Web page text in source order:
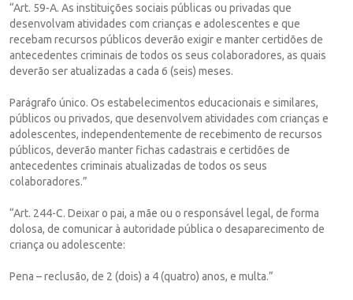
“Art. 59-A. As instituições sociais públicas ou privadas que
desenvolvam atividades com crianças e adolescentes e que
recebam recursos públicos deverão exigir e manter certidões de
antecedentes criminais de todos os seus colaboradores, as quais
deverão ser atualizadas a cada 6 (seis) meses.
Parágrafo único. Os estabelecimentos educacionais e similares,
públicos ou privados, que desenvolvem atividades com crianças e
adolescentes, independentemente de recebimento de recursos
públicos, deverão manter fichas cadastrais e certidões de
antecedentes criminais atualizadas de todos os seus
colaboradores.”
“Art. 244-C. Deixar o pai, a mãe ou o responsável legal, de forma
dolosa, de comunicar à autoridade pública o desaparecimento de
criança ou adolescente:
Pena – reclusão, de 2 (dois) a 4 (quatro) anos, e multa.”